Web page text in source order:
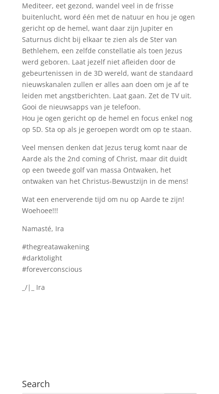
Mediteer, eet gezond, wandel veel in de frisse
buitenlucht, word één met de natuur en hou je ogen
gericht op de hemel, want daar zijn Jupiter en
Saturnus dicht bij elkaar te zien als de Ster van
Bethlehem, een zelfde constellatie als toen Jezus
werd geboren. Laat jezelf niet afleiden door de
gebeurtenissen in de 3D wereld, want de standaard
nieuwskanalen zullen er alles aan doen om je af te
leiden met angstberichten. Laat gaan. Zet de TV uit.
Gooi de nieuwsapps van je telefoon.
Hou je ogen gericht op de hemel en focus enkel nog
op 5D. Sta op als je geroepen wordt om op te staan.
Veel mensen denken dat Jezus terug komt naar de
Aarde als the 2nd coming of Christ, maar dit duidt
op een tweede golf van massa Ontwaken, het
ontwaken van het Christus-Bewustzijn in de mens!
Wat een enerverende tijd om nu op Aarde te zijn!
Woehoee!!!
Namasté, Ira
#thegreatawakening
#darktolight
#foreverconscious
_/|_ Ira
Search